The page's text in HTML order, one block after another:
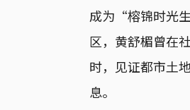
成为“榕锦时光
区，黄舒楣曾在
时，见证都市土
息。